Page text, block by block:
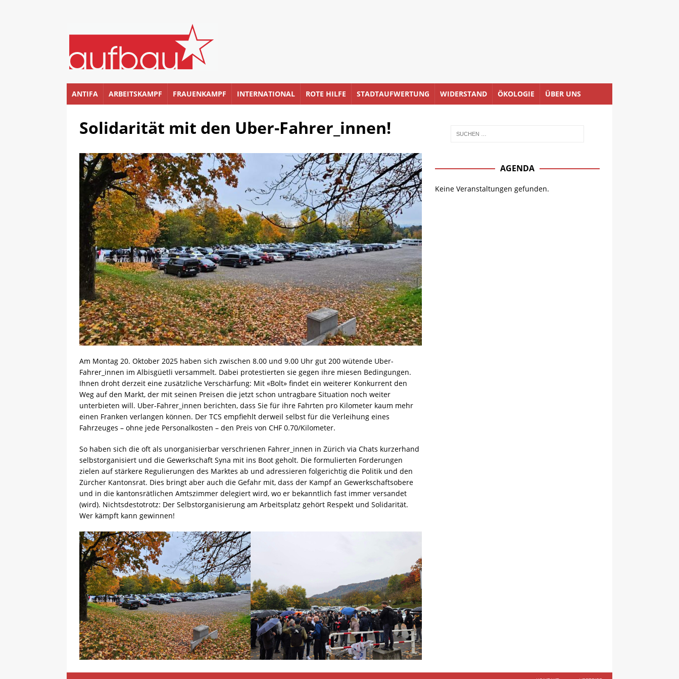
ANTIFA ARBEITSKAMPF FRAUENKAMPF INTERNATIONAL ROTE HILFE STADTAUFWERTUNG WIDERSTAND ÖKOLOGIE ÜBER UNS
Solidarität mit den Uber-Fahrer_innen!
Am Montag 20. Oktober 2025 haben sich zwischen 8.00 und 9.00 Uhr gut 200 wütende Uber-
Fahrer_innen im Albisgüetli versammelt. Dabei protestierten sie gegen ihre miesen Bedingungen.
Ihnen droht derzeit eine zusätzliche Verschärfung: Mit «Bolt» findet ein weiterer Konkurrent den
Weg auf den Markt, der mit seinen Preisen die jetzt schon untragbare Situation noch weiter
unterbieten will. Uber-Fahrer_innen berichten, dass Sie für ihre Fahrten pro Kilometer kaum mehr
einen Franken verlangen können. Der TCS empfiehlt derweil selbst für die Verleihung eines
Fahrzeuges – ohne jede Personalkosten – den Preis von CHF 0.70/Kilometer.
So haben sich die oft als unorganisierbar verschrienen Fahrer_innen in Zürich via Chats kurzerhand
selbstorganisiert und die Gewerkschaft Syna mit ins Boot geholt. Die formulierten Forderungen
zielen auf stärkere Regulierungen des Marktes ab und adressieren folgerichtig die Politik und den
Zürcher Kantonsrat. Dies bringt aber auch die Gefahr mit, dass der Kampf an Gewerkschaftsobere
und in die kantonsrätlichen Amtszimmer delegiert wird, wo er bekanntlich fast immer versandet
(wird). Nichtsdestotrotz: Der Selbstorganisierung am Arbeitsplatz gehört Respekt und Solidarität.
Wer kämpft kann gewinnen!
AGENDA
Keine Veranstaltungen gefunden.